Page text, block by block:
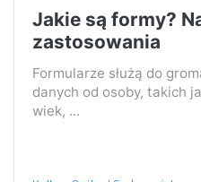
Jakie są formy?
zastosowania
Formularze służą do
danych od osoby, takich
wiek, ...